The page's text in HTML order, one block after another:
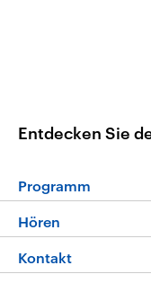
Entdecken Sie
Programm
Die
Hören
Livestream
Kontakt